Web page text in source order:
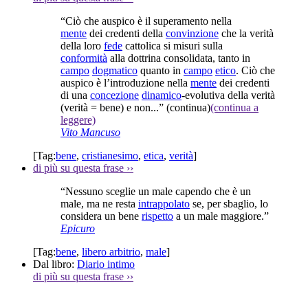
“Ciò che auspico è il superamento nella
mente dei credenti della convinzione che la verità
della loro fede cattolica si misuri sulla
conformità alla dottrina consolidata, tanto in
campo dogmatico quanto in campo etico. Ciò che
auspico è l’introduzione nella mente dei credenti
di una concezione dinamico-evolutiva della verità
(verità = bene) e non...” (continua)(continua a
leggere)
Vito Mancuso
[Tag:bene, cristianesimo, etica, verità]
di più su questa frase ››
“Nessuno sceglie un male capendo che è un
male, ma ne resta intrappolato se, per sbaglio, lo
considera un bene rispetto a un male maggiore.”
Epicuro
[Tag:bene, libero arbitrio, male]
Dal libro: Diario intimo
di più su questa frase ››